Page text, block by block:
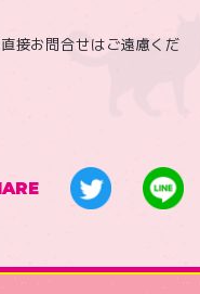
接お問合せはご遠慮くだ